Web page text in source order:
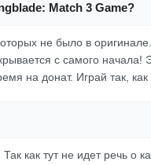
Match 3 Game?
не было в
с самого начала!
на донат. Играй так,
как тут не идет речь о